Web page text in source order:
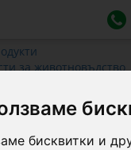
бисквитки и
за животновъдство
за
°C